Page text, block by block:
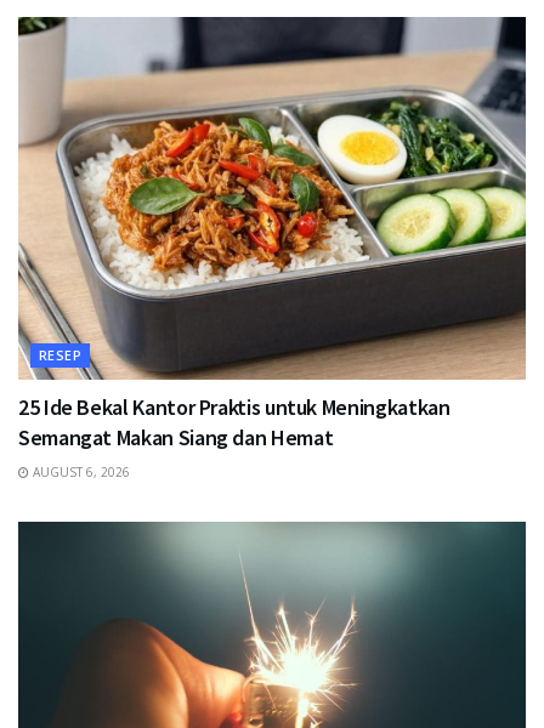
RESEP
25 Ide Bekal Kantor Praktis untuk Meningkatkan
Semangat Makan Siang dan Hemat
AUGUST 6, 2026